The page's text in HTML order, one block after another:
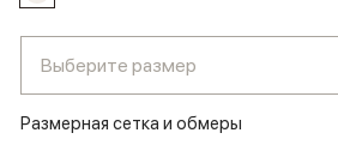
Выберите размер
Размерная сетка и обмеры